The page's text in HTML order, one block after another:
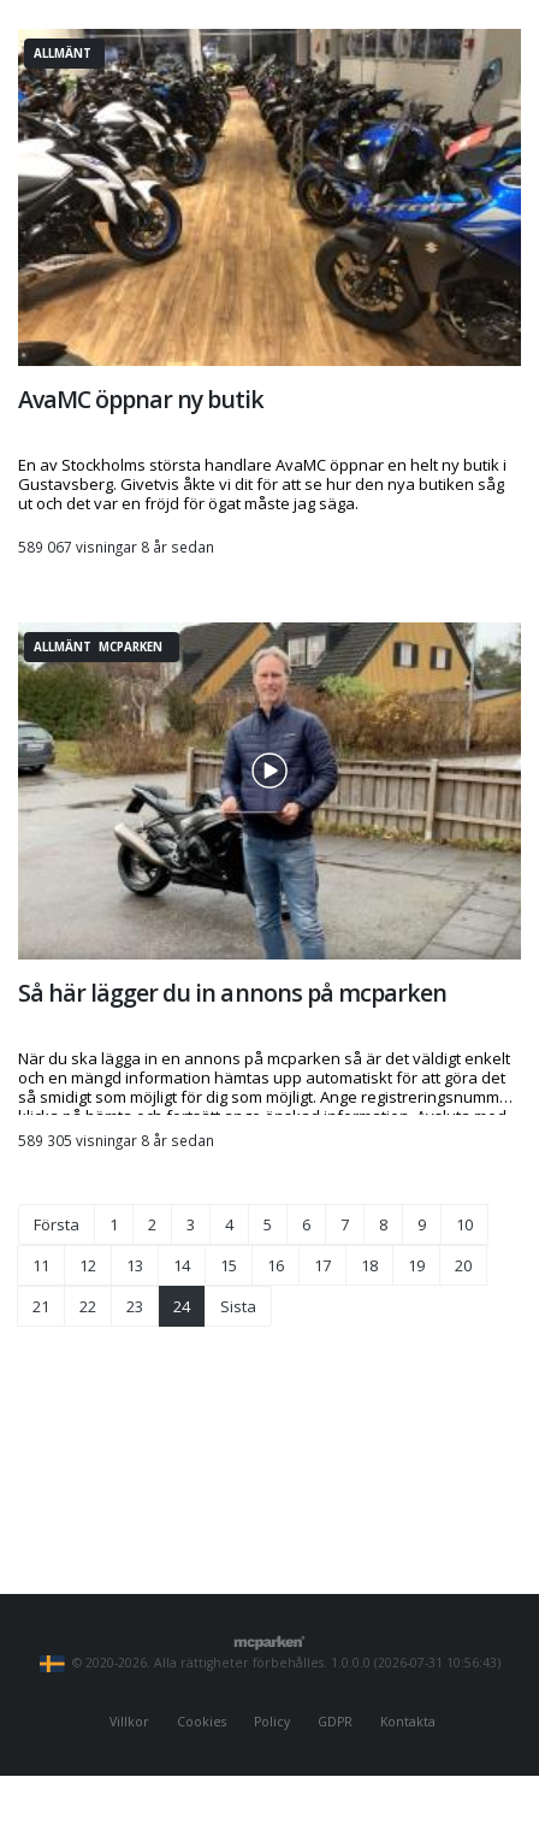
ALLMÄNT
AvaMC öppnar ny butik
En av Stockholms största handlare AvaMC öppnar en helt ny butik i
Gustavsberg. Givetvis åkte vi dit för att se hur den nya butiken såg
ut och det var en fröjd för ögat måste jag säga.
589 067 visningar 8 år sedan
ALLMÄNT MCPARKEN
Så här lägger du in annons på mcparken
När du ska lägga in en annons på mcparken så är det väldigt enkelt
och en mängd information hämtas upp automatiskt för att göra det
så smidigt som möjligt för dig som möjligt. Ange registreringsnummer,
klicka på hämta och fortsätt ange önskad information. Avsluta med
att bifoga bilder eller en film.
589 305 visningar 8 år sedan
Första 1 2 3 4 5 6 7 8 9
10
11
12 13 14 15 16 17 18 19
20
21
22 23 24(Of current)
Sista
© 2020-2026. Alla rättigheter förbehålles. 1.0.0.0 (2026-07-31 10:56:43)
Villkor Cookies Policy GDPR Kontakta